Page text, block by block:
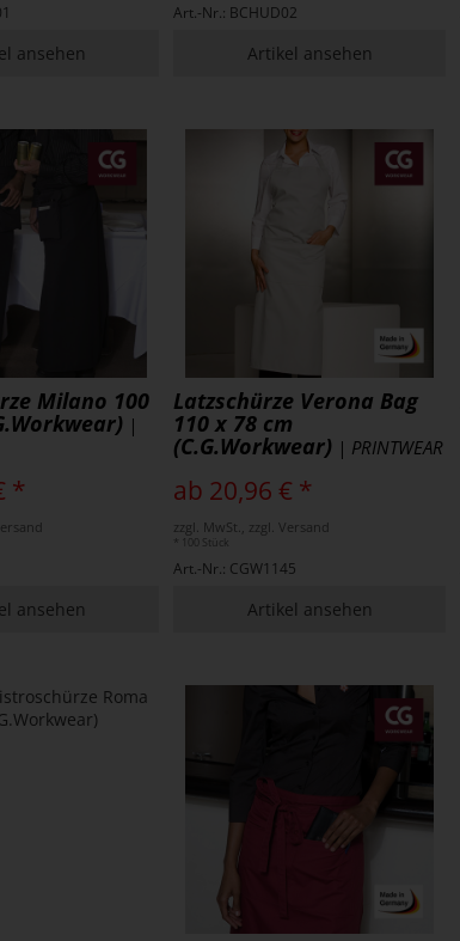
ansehen
Art.-Nr.: BCHUD02
Artikel ansehen
Milano 100
|
*
ansehen
Latzschürze Verona Bag
110 x 78 cm
(C.G.Workwear) | PRINTWEAR
ab 20,96 € *
zzgl. MwSt., zzgl. Versand
* 100 Stück
Art.-Nr.: CGW1145
Artikel ansehen